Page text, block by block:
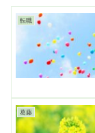
転職
葛藤